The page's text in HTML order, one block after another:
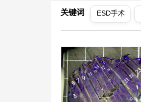
关键词 ESD手术